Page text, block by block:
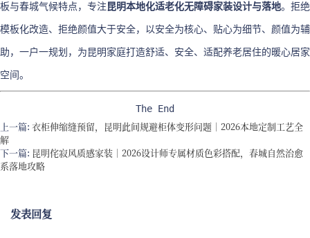
板与春城气候特点，专注昆明本地化适老化无障碍家装设计与落地。拒绝
模板化改造、拒绝颜值大于安全，以安全为核心、贴心为细节、颜值为辅
助，一户一规划，为昆明家庭打造舒适、安全、适配养老居住的暖心居家
空间。
The End
上一篇: 衣柜伸缩缝预留，昆明此间规避柜体变形问题｜2026本地定制工艺全
解
下一篇: 昆明侘寂风质感家装｜2026设计师专属材质色彩搭配，春城自然治愈
系落地攻略
发表回复